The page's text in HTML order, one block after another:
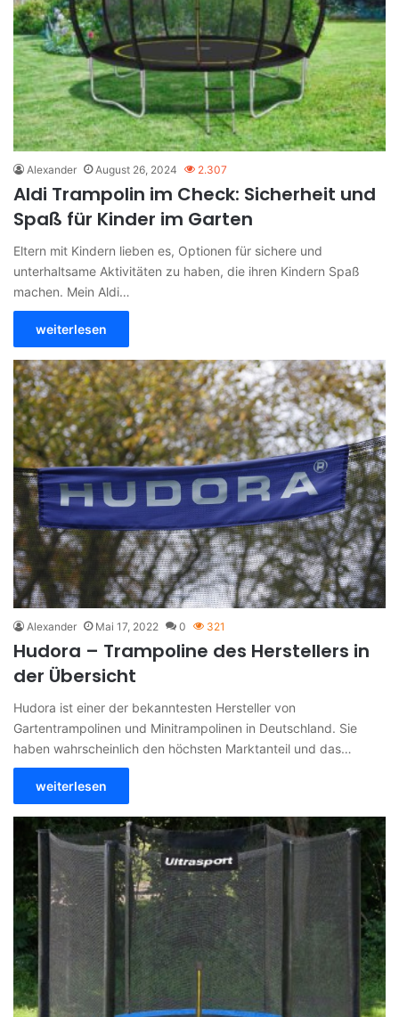
Alexander August 26, 2024 2.307
Aldi Trampolin im Check: Sicherheit und
Spaß für Kinder im Garten
Eltern mit Kindern lieben es, Optionen für sichere und
unterhaltsame Aktivitäten zu haben, die ihren Kindern Spaß
machen. Mein Aldi…
weiterlesen
Alexander Mai 17, 2022 0 321
Hudora – Trampoline des Herstellers in
der Übersicht
Hudora ist einer der bekanntesten Hersteller von
Gartentrampolinen und Minitrampolinen in Deutschland. Sie
haben wahrscheinlich den höchsten Marktanteil und das…
weiterlesen